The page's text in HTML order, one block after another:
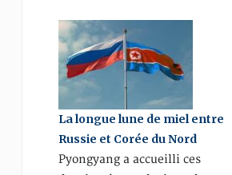
La longue lune de miel entre
Russie et Corée du Nord
Pyongyang a accueilli ces